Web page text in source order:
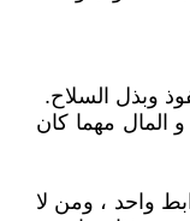
المال مهما كان
واحد ، ومن لا